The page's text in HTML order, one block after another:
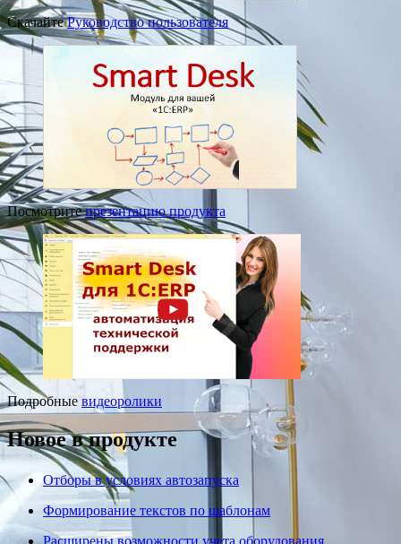
СкачайтеРуководство пользователя
Посмотритепрезентацию продукта
Подробные видеоролики
Новое в продукте
Отборы в условиях автозапуска
Формирование текстов по шаблонам